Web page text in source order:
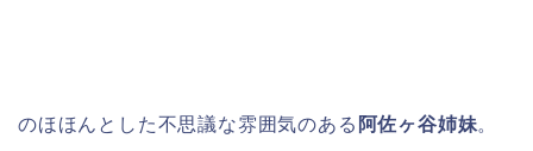
のほほんとした不思議な雰囲気のある 阿佐ヶ谷姉妹。